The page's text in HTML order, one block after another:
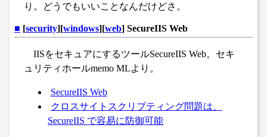
り。どうでもいいことなんだけどさ。
■ [security][windows][web] SecureIIS Web
IISをセキュアにするツールSecureIIS Web。セキ
ュリティホールmemo MLより。
SecureIIS Web
クロスサイトスクリプティング問題は、
SecureIIS で容易に防御可能